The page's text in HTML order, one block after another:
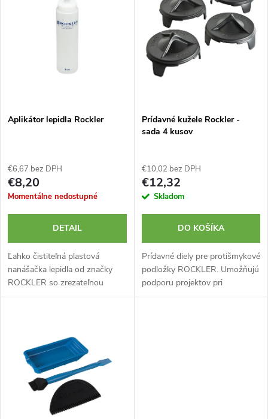
p
r
o
d
u
k
p
o
d
k
t
Aplikátor lepidla Rockler
€6,67 bez DPH
€8,20
Momentálne nedostupné
DETAIL
Ľahko čistiteľná plastová
nanášačka lepidla od značky
ROCKLER so zrezateľnou
špičkou. Fľaša zabráni
spôsobom do dlaní...
Prídavné kužele Rockler -
sada 4 kusov
€10,02 bez DPH
€12,32
Skladom
DO KOŠÍKA
Prídavné diely pre protišmykové
podložky ROCKLER. Umožňujú
podporu projektov pri
minimalizácii kontaktného